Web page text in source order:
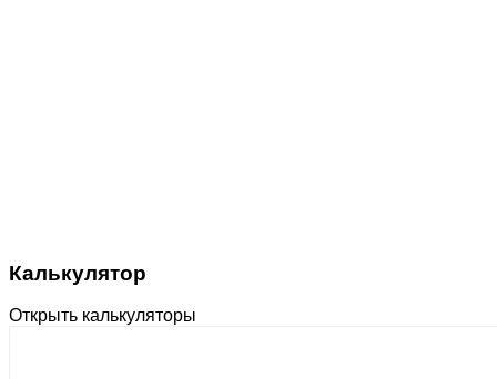
Калькулятор
Открыть калькуляторы